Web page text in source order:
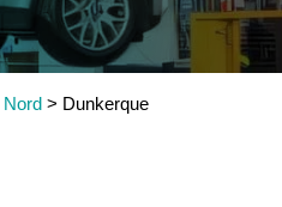
Nord > Dunkerque